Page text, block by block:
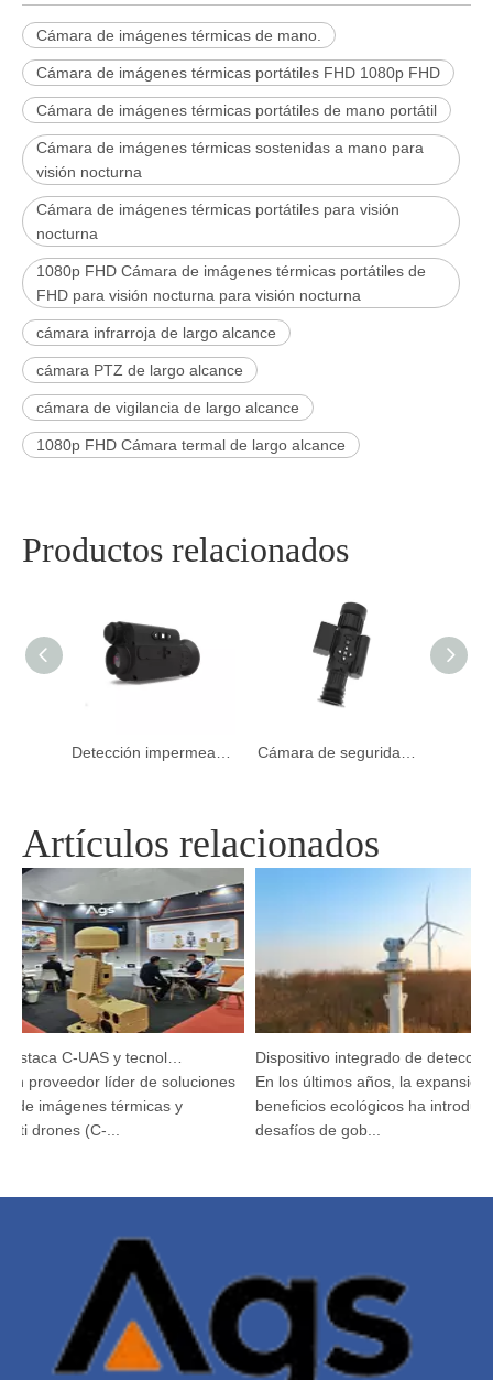
Cámara de imágenes térmicas de mano.
Cámara de imágenes térmicas portátiles FHD 1080p FHD
Cámara de imágenes térmicas portátiles de mano portátil
Cámara de imágenes térmicas sostenidas a mano para
visión nocturna
Cámara de imágenes térmicas portátiles para visión
nocturna
1080p FHD Cámara de imágenes térmicas portátiles de
FHD para visión nocturna para visión nocturna
cámara infrarroja de largo alcance
cámara PTZ de largo alcance
cámara de vigilancia de largo alcance
1080p FHD Cámara termal de largo alcance
Productos relacionados
Artículos relacionados
Argustec destaca C-UAS y tecnología térmica de vanguardia en KL
proveedor líder de soluciones
imágenes térmicas y
drones (C-...
En los últimos años, la expansión
beneficios ecológicos ha
desafíos de gob...